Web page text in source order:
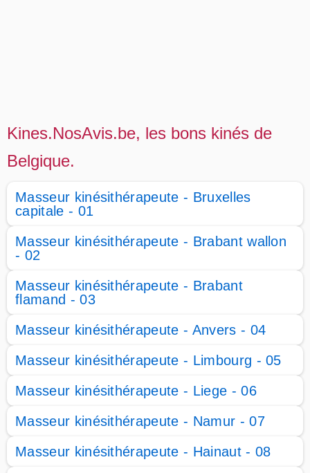
Kines.NosAvis.be, les bons kinés de
Belgique.
Masseur kinésithérapeute - Bruxelles
capitale - 01
Masseur kinésithérapeute - Brabant wallon
- 02
Masseur kinésithérapeute - Brabant
flamand - 03
Masseur kinésithérapeute - Anvers - 04
Masseur kinésithérapeute - Limbourg - 05
Masseur kinésithérapeute - Liege - 06
Masseur kinésithérapeute - Namur - 07
Masseur kinésithérapeute - Hainaut - 08